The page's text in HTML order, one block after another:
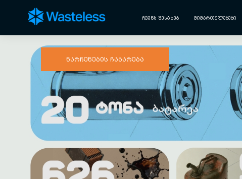
ნარჩენების ჩაბარება
ᲩᲕᲔᲜᲡ ᲨᲔᲡᲐᲮᲔᲑ ᲛᲘᲛᲐᲠᲗᲣᲚᲔᲑᲔᲑᲘ
Previous